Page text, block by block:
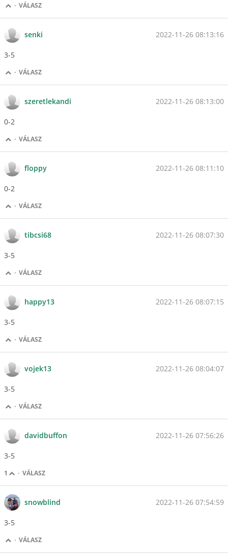
· VÁLASZ
senki 2022-11-26 08:13:16
3-5
· VÁLASZ
szeretlekandi 2022-11-26 08:13:00
0-2
· VÁLASZ
floppy 2022-11-26 08:11:10
0-2
· VÁLASZ
tibcsi68 2022-11-26 08:07:30
3-5
· VÁLASZ
happy13 2022-11-26 08:07:15
3-5
· VÁLASZ
vojek13 2022-11-26 08:04:07
3-5
· VÁLASZ
davidbuffon 2022-11-26 07:56:26
3-5
1 · VÁLASZ
snowblind 2022-11-26 07:54:59
3-5
· VÁLASZ